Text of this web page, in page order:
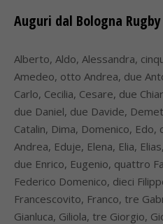
Auguri dal Bologna Rugby
Alberto, Aldo, Alessandra,
Amedeo, otto Andrea, due
Carlo, Cecilia, Cesare, due
due Daniel, due Davide,
Catalin, Dima, Domenico,
Andrea, Eduje, Elena, Elia,
due Enrico, Eugenio, quattro
Federico Domenico, dieci
Francescovito, Franco, tre
Gianluca, Giliola, tre Giorgio,